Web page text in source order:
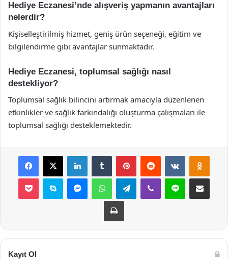
Hediye Eczanesi’nde alışveriş yapmanın avantajları
nelerdir?
Kişiselleştirilmiş hizmet, geniş ürün seçeneği, eğitim ve
bilgilendirme gibi avantajlar sunmaktadır.
Hediye Eczanesi, toplumsal sağlığı nasıl
destekliyor?
Toplumsal sağlık bilincini artırmak amacıyla düzenlenen
etkinlikler ve sağlık farkındalığı oluşturma çalışmaları ile
toplumsal sağlığı desteklemektedir.
Facebook
X LinkedInTumblr PinterestReddit VKontakte
Pocket Skype MessengerWhatsAppTelegramViber Line E-Posta ile
Yazdır
Kayıt Ol